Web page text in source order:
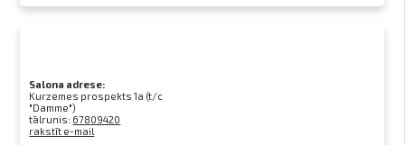
Salona adrese:
Kurzemes prospekts 1a (t/c
"Damme")
tālrunis: 67809420
rakstīt e-mail